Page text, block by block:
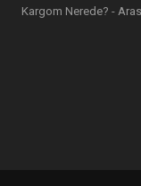
Kargom Nerede? - Aras